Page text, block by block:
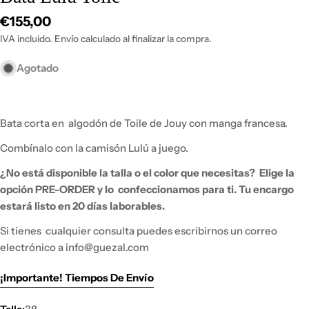
Precio
habitual
€155,00
IVA incluido. Envío calculado al finalizar la compra.
Agotado
Bata corta en algodón de Toile de Jouy con manga francesa.
Combínalo con la camisón Lulú a juego.
¿No está disponible la talla o el color que necesitas? Elige la
opción PRE-ORDER y lo confeccionamos para ti. Tu encargo
estará listo en 20 días laborables.
Si tienes cualquier consulta puedes escribirnos un correo
electrónico a info@guezal.com
¡Importante! Tiempos De Envío